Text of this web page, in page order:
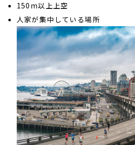
150m以上上空
人家が集中している場所